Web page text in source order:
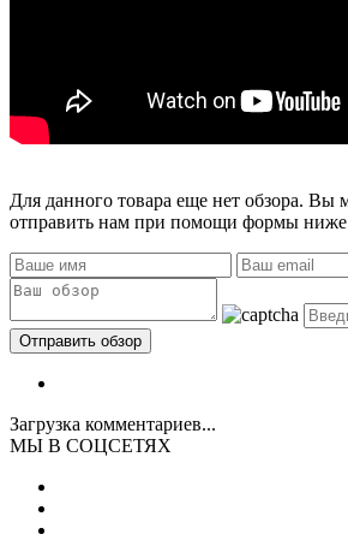
Для данного товара еще нет обзора. Вы
отправить нам при помощи формы
Загрузка комментариев...
МЫ В СОЦСЕТЯХ